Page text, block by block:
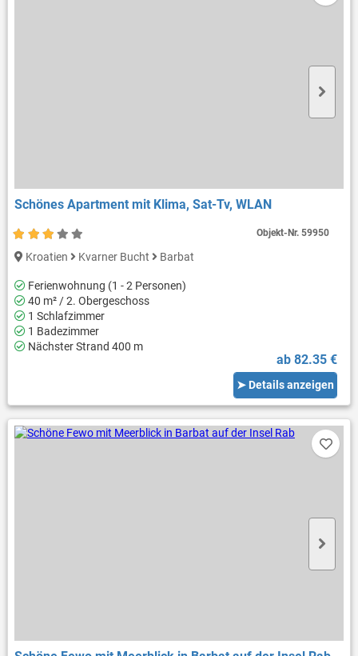
Schönes Apartment mit Klima, Sat-Tv, WLAN
Kroatien Kvarner Bucht Barbat
Ferienwohnung (1 - 2 Personen)
40 m² / 2. Obergeschoss
1 Schlafzimmer
1 Badezimmer
Nächster Strand 400 m
ab 82.35 €
➤ Details anzeigen
Objekt-Nr.59950